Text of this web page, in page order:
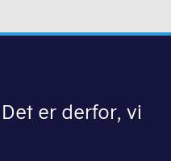
er derfor, vi